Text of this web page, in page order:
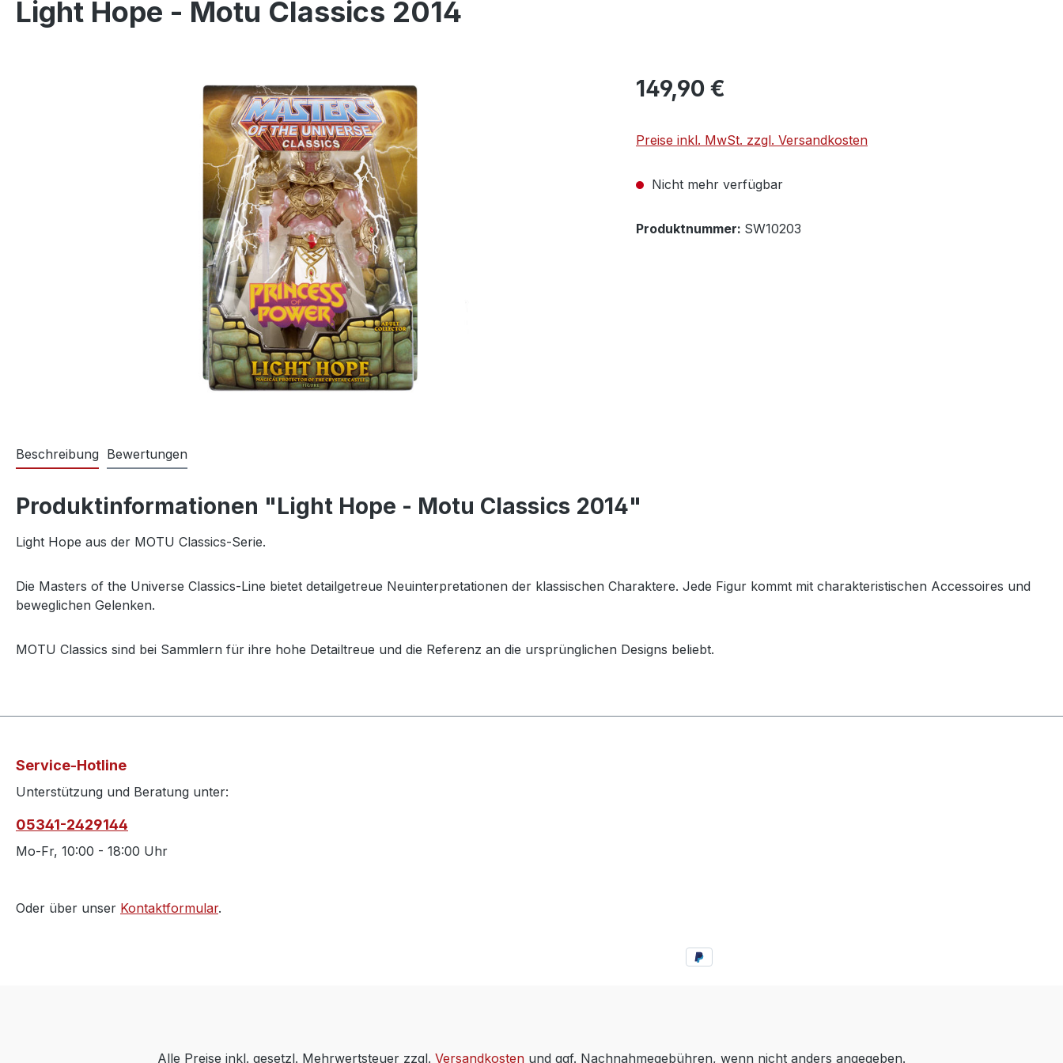
Light Hope - Motu Classics 2014
149,90 €
Preise inkl. MwSt. zzgl. Versandkosten
Nicht mehr verfügbar
Produktnummer: SW10203
Beschreibung Bewertungen
Produktinformationen "Light Hope - Motu Classics 2014"
Light Hope aus der MOTU Classics-Serie.
Die Masters of the Universe Classics-Line bietet detailgetreue Neuinterpretationen der klassischen Charaktere. Jede Figur kommt mit charakteristischen Accessoires und
beweglichen Gelenken.
MOTU Classics sind bei Sammlern für ihre hohe Detailtreue und die Referenz an die ursprünglichen Designs beliebt.
Service-Hotline
Unterstützung und Beratung unter:
05341-2429144
Mo-Fr, 10:00 - 18:00 Uhr
Oder über unser Kontaktformular.
Alle Preise inkl. gesetzl. Mehrwertsteuer zzgl. Versandkosten und ggf. Nachnahmegebühren, wenn nicht anders angegeben.